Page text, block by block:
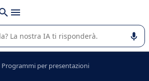
nell'utilizzo o nella scelta di un
azienda.
Programmi per presentazioni